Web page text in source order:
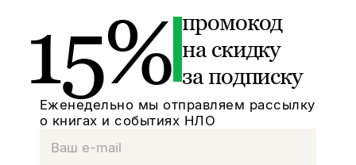
15% промокод
на скидку
за подписку
Еженедельно мы отправляем рассылку
о книгах и событиях НЛО